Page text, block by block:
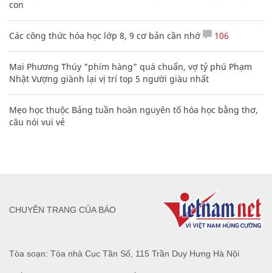
con
Các công thức hóa học lớp 8, 9 cơ bản cần nhớ 106
Mai Phương Thúy "phím hàng" quá chuẩn, vợ tỷ phú Phạm
Nhật Vượng giành lại vị trí top 5 người giàu nhất
Mẹo học thuộc Bảng tuần hoàn nguyên tố hóa học bằng thơ,
câu nói vui vẻ
Tòa soạn: Tòa nhà Cục Tần Số, 115 Trần Duy Hưng Hà Nội
CHUYÊN TRANG CỦA BÁO